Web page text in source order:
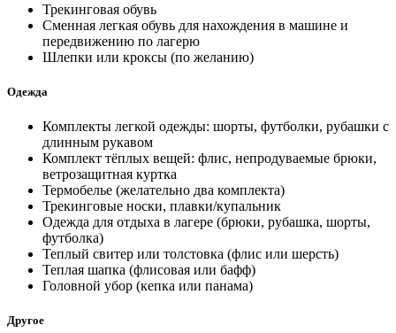
Трекинговая обувь
Сменная легкая обувь для нахождения в машине и
передвижению по лагерю
Шлепки или кроксы (по желанию)
Одежда
Комплекты легкой одежды: шорты, футболки, рубашки с
длинным рукавом
Комплект тёплых вещей: флис, непродуваемые брюки,
ветрозащитная куртка
Термобелье (желательно два комплекта)
Трекинговые носки, плавки/купальник
Одежда для отдыха в лагере (брюки, рубашка, шорты,
футболка)
Теплый свитер или толстовка (флис или шерсть)
Теплая шапка (флисовая или бафф)
Головной убор (кепка или панама)
Другое